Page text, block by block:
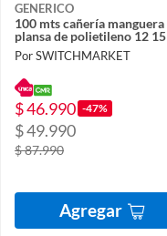
GENERICO
100 mts cañería manguera
plansa de polietileno 12 15
Por SWITCHMARKET
$ 46.990 -47%
$ 49.990
$ 87.990
Agregar